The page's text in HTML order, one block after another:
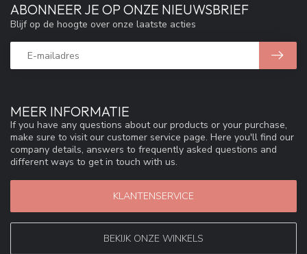
MEER INFORMATIE
If you have any questions about our products or your purchase,
make sure to visit our customer service page. Here you'll find our
company details, answers to frequently asked questions and
different ways to get in touch with us.
KLANTENSERVICE
BEKIJK ONZE WINKELS
ABONNEER JE OP ONZE NIEUWSBRIEF
Blijf op de hoogte over onze laatste acties